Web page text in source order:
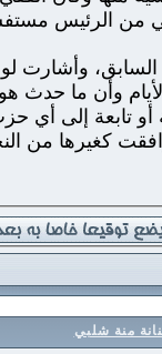
من الرئيس
وأن ما
إلى أي
كغيرها من
منة شلبي